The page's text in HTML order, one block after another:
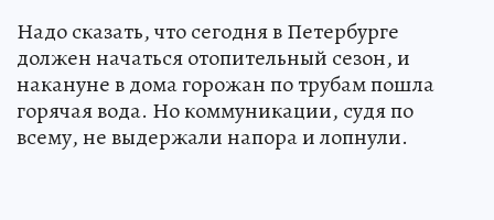
Надо сказать, что сегодня в Петербурге
должен начаться отопительный сезон, и
накануне в дома горожан по трубам пошла
горячая вода. Но коммуникации, судя по
всему, не выдержали напора и лопнули.